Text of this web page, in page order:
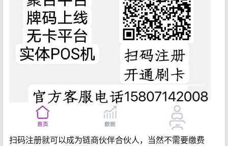
扫码注册就可以成为链商伙伴合伙人，当然不需要缴费